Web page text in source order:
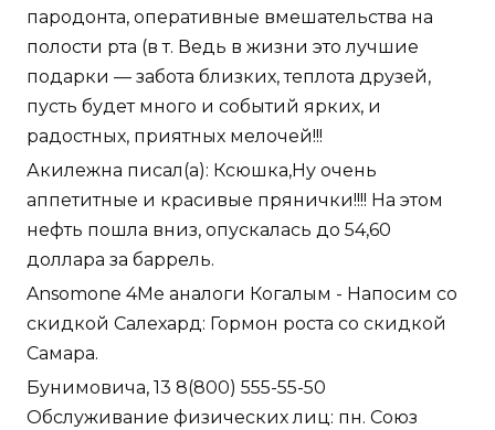
пародонта, оперативные вмешательства на
полости рта (в т. Ведь в жизни это лучшие
подарки — забота близких, теплота друзей,
пусть будет много и событий ярких, и
радостных, приятных мелочей!!!
Акилежна писал(а): Ксюшка,Ну очень
аппетитные и красивые прянички!!!! На этом
нефть пошла вниз, опускалась до 54,60
доллара за баррель.
Ansomone 4Me аналоги Когалым - Напосим со
скидкой Салехард: Гормон роста со скидкой
Самара.
Бунимовича, 13 8(800) 555-55-50
Обслуживание физических лиц: пн. Союз